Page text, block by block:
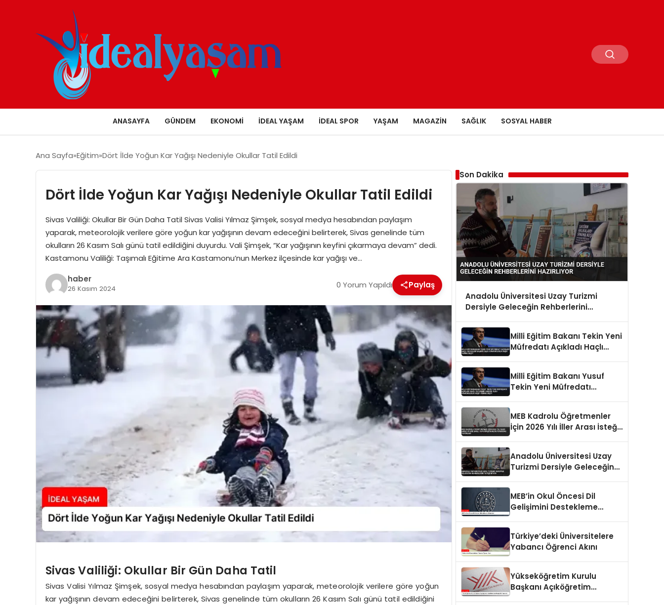
ANASAYFA GÜNDEM EKONOMI İDEAL YAŞAM İDEAL SPOR YAŞAM MAGAZIN SAĞLIK SOSYAL HABER
Ana Sayfa Eğitim Dört İlde Yoğun Kar Yağışı Nedeniyle Okullar Tatil Edildi
Dört İlde Yoğun Kar Yağışı Nedeniyle Okullar Tatil Edildi
Sivas Valiliği: Okullar Bir Gün Daha Tatil Sivas Valisi Yılmaz Şimşek, sosyal medya hesabından paylaşım
yaparak, meteorolojik verilere göre yoğun kar yağışının devam edeceğini belirterek, Sivas genelinde tüm
okulların 26 Kasım Salı günü tatil edildiğini duyurdu. Vali Şimşek, “Kar yağışının keyfini çıkarmaya devam” dedi.
Kastamonu Valiliği: Taşımalı Eğitime Ara Kastamonu’nun Merkez ilçesinde kar yağışı ve…
haber
26 Kasım 2024 0 Yorum Yapıldı Paylaş
Sivas Valiliği: Okullar Bir Gün Daha Tatil
Sivas Valisi Yılmaz Şimşek, sosyal medya hesabından paylaşım yaparak, meteorolojik verilere göre yoğun
kar yağışının devam edeceğini belirterek, Sivas genelinde tüm okulların 26 Kasım Salı günü tatil edildiğini
Son Dakika
Anadolu Üniversitesi Uzay Turizmi
Dersiyle Geleceğin Rehberlerini
Milli Eğitim Bakanı Tekin Yeni
Müfredatı Açıkladı Haçlı
Geçti
Milli Eğitim Bakanı Yusuf
Tekin Yeni Müfredatı
Keşif Yerine Geçti
MEB Kadrolu Öğretmenler
İçin 2026 Yılı İller Arası İsteğe
Anadolu Üniversitesi Uzay
Turizmi Dersiyle Geleceğin
MEB’in Okul Öncesi Dil
Gelişimini Destekleme
Türkiye’deki Üniversitelere
Yabancı Öğrenci Akını
Yükseköğretim Kurulu
Başkanı Açıköğretim